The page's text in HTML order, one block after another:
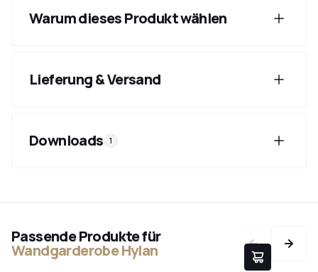
Warum dieses Produkt wählen
Lieferung & Versand
Downloads 1
Passende Produkte für
Wandgarderobe Hylan